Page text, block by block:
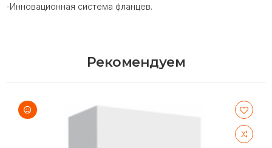
-Инновационная система фланцев.
Рекомендуем